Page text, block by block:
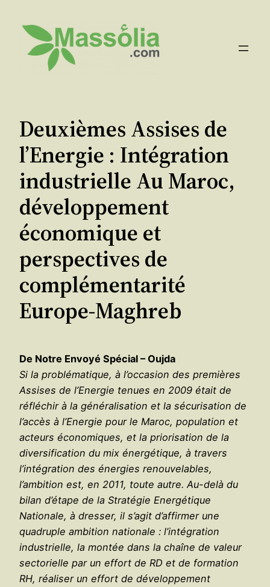
contenu
Deuxièmes Assises de
l’Energie : Intégration
industrielle Au Maroc,
développement
économique et
perspectives de
complémentarité
Europe-Maghreb
De Notre Envoyé Spécial – Oujda
Si la problématique, à l’occasion des premières
Assises de l’Energie tenues en 2009 était de
réfléchir à la généralisation et la sécurisation de
l’accès à l’Energie pour le Maroc, population et
acteurs économiques, et la priorisation de la
diversification du mix énergétique, à travers
l’intégration des énergies renouvelables,
l’ambition est, en 2011, toute autre. Au-delà du
bilan d’étape de la Stratégie Energétique
Nationale, à dresser, il s’agit d’affirmer une
quadruple ambition nationale : l’intégration
industrielle, la montée dans la chaîne de valeur
sectorielle par un effort de RD et de formation
RH, réaliser un effort de développement